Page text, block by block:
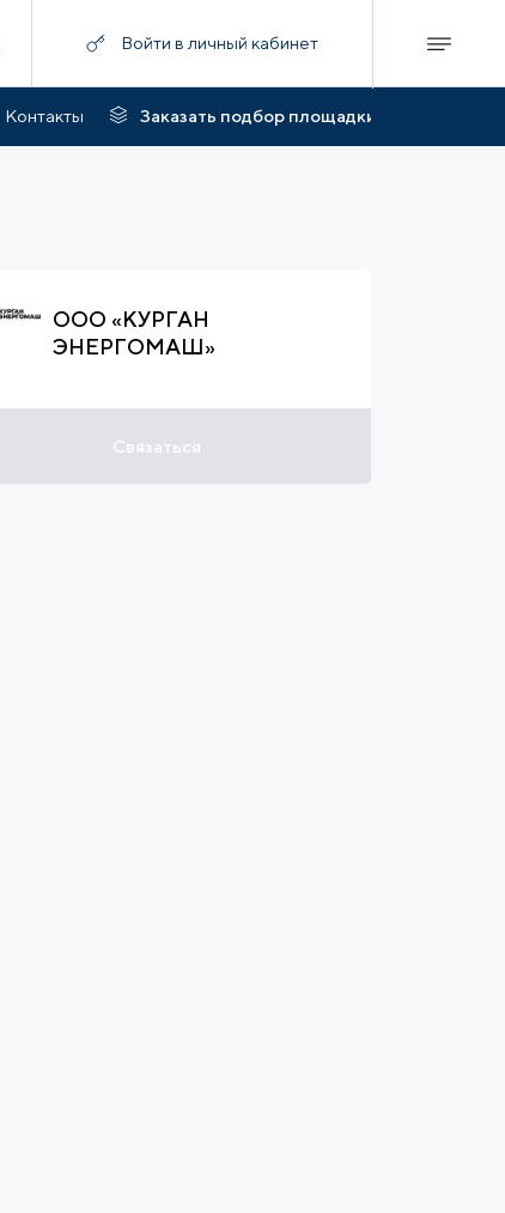
Войти в личный кабинет
Контакты Заказать подбор площадки
ООО «КУРГАН
ЭНЕРГОМАШ»
Связаться